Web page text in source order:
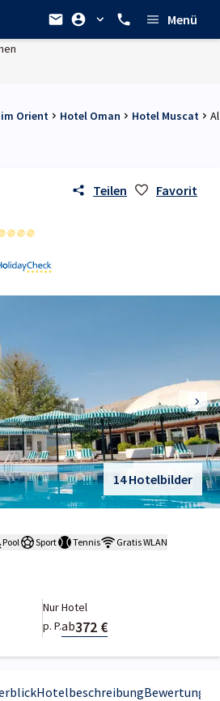
Menü
Orient Hotel Oman Hotel Muscat
Teilen Favorit
14 Hotelbilder
Pool Sport Tennis Gratis WLAN
Nur Hotel
p. P.ab372 €
HotelbeschreibungBewertungen